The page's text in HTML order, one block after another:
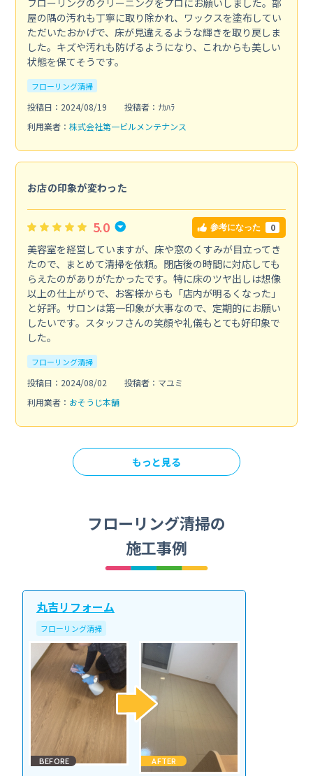
屋の隅の汚れも丁寧に取り除かれ、ワックスを塗布してい
ただいたおかげで、床が見違えるような輝きを取り戻しま
した。キズや汚れも防げるようになり、これからも美しい
状態を保てそうです。
フローリング清掃
投稿日：2024/08/19
投稿者：ﾅｶﾊﾗ
利用業者： 株式会社第一ビルメンテナンス
お店の印象が変わった
5.0 参考になった 0
美容室を経営していますが、床や窓のくすみが目立ってき
たので、まとめて清掃を依頼。閉店後の時間に対応しても
らえたのがありがたかったです。特に床のツヤ出しは想像
以上の仕上がりで、お客様からも「店内が明るくなった」
と好評。サロンは第一印象が大事なので、定期的にお願い
したいです。スタッフさんの笑顔や礼儀もとても好印象で
した。
フローリング清掃
投稿日：2024/08/02
投稿者：マユミ
利用業者： おそうじ本舗
もっと見る
フローリング清掃の
施工事例
丸吉リフォーム
フローリング清掃
BEFORE AFTER